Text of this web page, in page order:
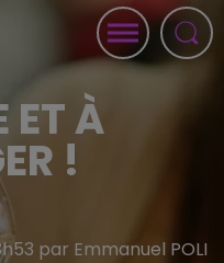
ET À
!
par Emmanuel POLI